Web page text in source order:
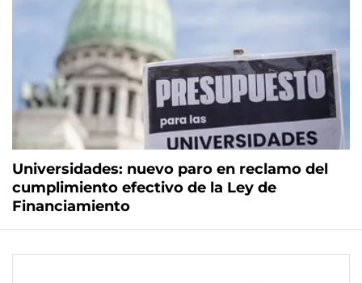
Universidades: nuevo paro en reclamo del
cumplimiento efectivo de la Ley de
Financiamiento